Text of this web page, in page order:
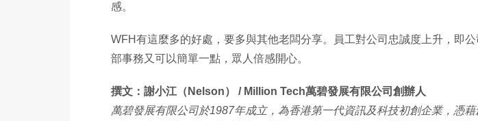
感。
WFH有這麼多的好處，要多與其他老闆分享。員工對公司忠誠度上升，即
部事務又可以簡單一點，眾人倍感開心。
撰文：謝小江（Nelson） / Million Tech萬碧發展有限公司創辦人
萬碧發展有限公司於1987年成立，為香港第一代資訊及科技初創企業，憑